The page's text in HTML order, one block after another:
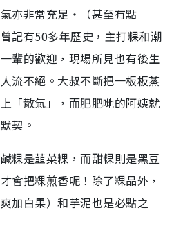
亦非常充足‧（甚至有點
記有50多年歷史，主打粿和潮
輩的歡迎，現場所見也有後生
流不絕。大叔不斷把一板板蒸
「散氣」，而肥肥哋的阿姨就
契。
粿是韮菜粿，而甜粿則是黑豆
會把粿煎香呢！除了粿品外，
加白果）和芋泥也是必點之